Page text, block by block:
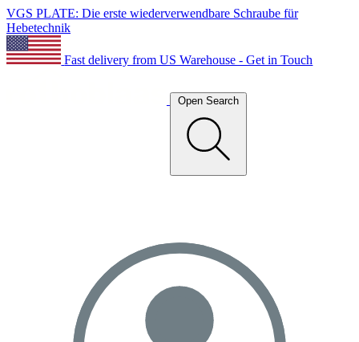
VGS PLATE: Die erste wiederverwendbare Schraube für
Hebetechnik
Fast delivery from US Warehouse - Get in Touch
Open Search